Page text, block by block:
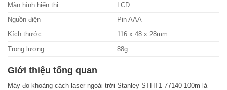
Màn hình hiển thị
LCD
Nguồn điện
Pin AAA
Kích thước
116 x 48 x 28mm
Trọng lượng
88g
Giới thiệu tổng quan
Máy đo khoảng cách laser ngoài trời Stanley STHT1-77140 100m là